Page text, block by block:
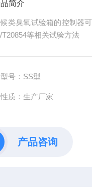
简介
类臭氧试验箱的控制器
等相关试验方法
号：SS型
质：生产厂家
产品咨询